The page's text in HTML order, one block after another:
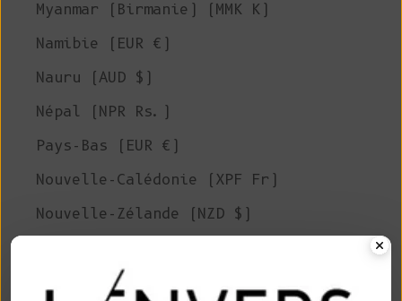
Myanmar (Birmanie) (MMK K)
Namibie (EUR €)
Nauru (AUD $)
Népal (NPR Rs.)
Pays-Bas (EUR €)
Nouvelle-Calédonie (XPF Fr)
Nouvelle-Zélande (NZD $)
Niger (XOF Fr)